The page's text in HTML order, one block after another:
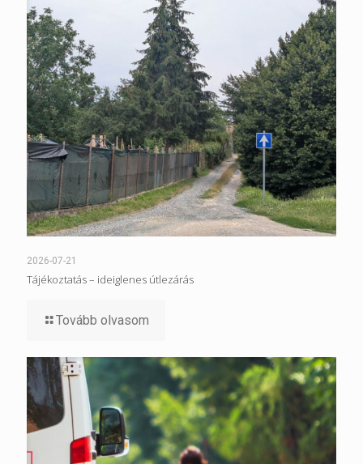
2026-07-21
Tájékoztatás – ideiglenes útlezárás
Tovább olvasom